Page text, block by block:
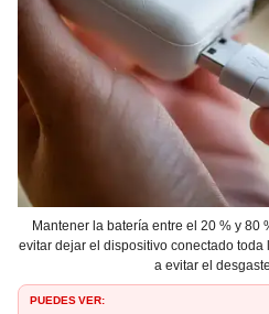
Mantener la batería entre el 20 % y 80
evitar dejar el dispositivo conectado
a evitar el
PUEDES VER: